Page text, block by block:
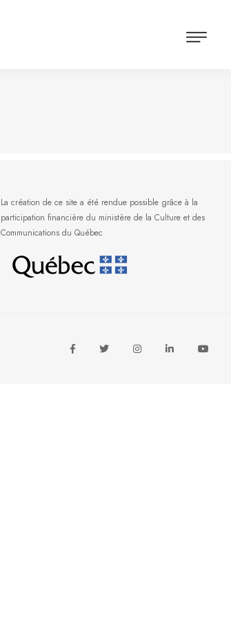
La création de ce site a été rendue possible grâce à la
participation financière du ministère de la Culture et des
Communications du Québec